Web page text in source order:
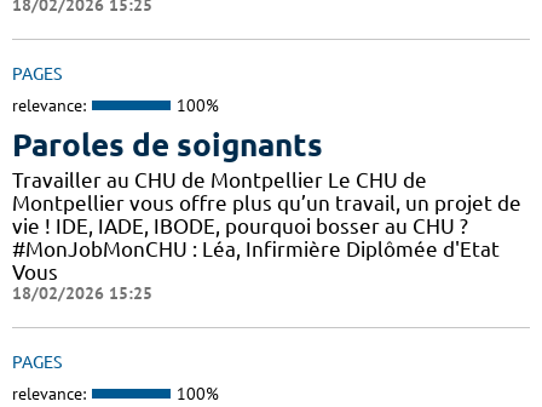
18/02/2026 15:25
PAGES
relevance: 100%
Paroles de soignants
Travailler au CHU de Montpellier Le CHU de
Montpellier vous offre plus qu’un travail, un projet de
vie ! IDE, IADE, IBODE, pourquoi bosser au CHU ?
#MonJobMonCHU : Léa, Infirmière Diplômée d'Etat
Vous
18/02/2026 15:25
PAGES
relevance: 100%